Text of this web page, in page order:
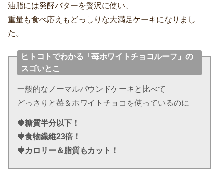
油脂には発酵バターを贅沢に使い、
重量も食べ応えもどっしりな大満足ケーキになりまし
た。
ヒトコトでわかる「苺ホワイトチョコルーフ」の
スゴいとこ
一般的なノーマルパウンドケーキと比べて
どっさりと苺＆ホワイトチョコを使っているのに
🍓糖質半分以下！
🍓食物繊維23倍！
🍓カロリー＆脂質もカット！